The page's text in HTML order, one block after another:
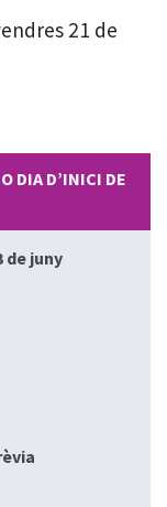
21 de
DIA D’INICI DE
de juny